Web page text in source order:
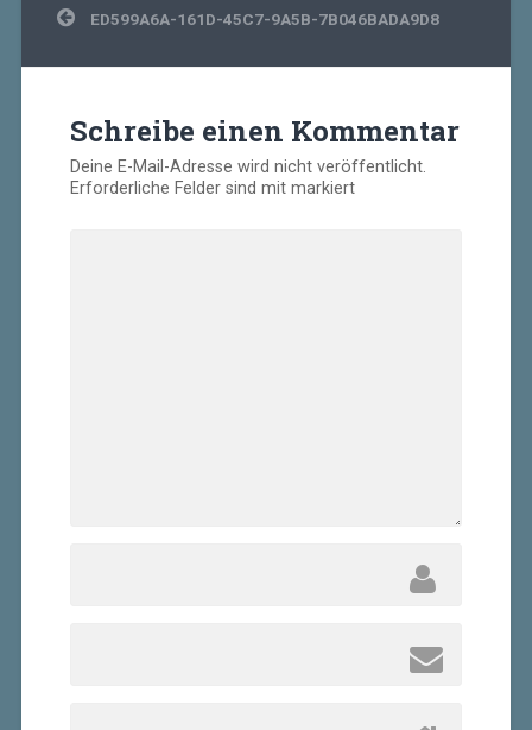
Beitragsnavigation
ED599A6A-161D-45C7-9A5B-7B046BADA9D8
Schreibe einen Kommentar
Deine E-Mail-Adresse wird nicht veröffentlicht.
Erforderliche Felder sind mitmarkiert